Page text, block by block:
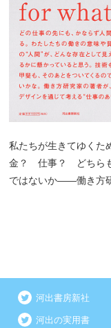
私たちが生きてゆくた
金？ 仕事？ どちらも
ではないか――働き方研
河出書房新社
河出の実用書